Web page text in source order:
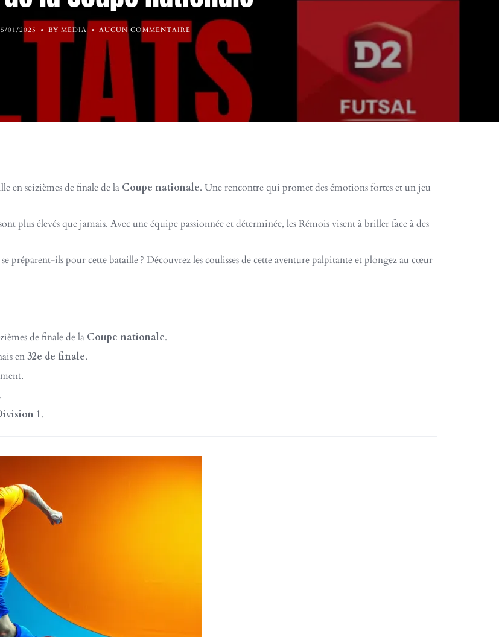
01/2025 BY MEDIA AUCUN COMMENTAIRE
en seizièmes de finale de la Coupe nationale. Une rencontre qui promet des émotions fortes et un jeu
plus élevés que jamais. Avec une équipe passionnée et déterminée, les Rémois visent à briller face à des
préparent-ils pour cette bataille ? Découvrez les coulisses de cette aventure palpitante et plongez au cœur
de finale de la Coupe nationale.
en32e de finale.
.
1.